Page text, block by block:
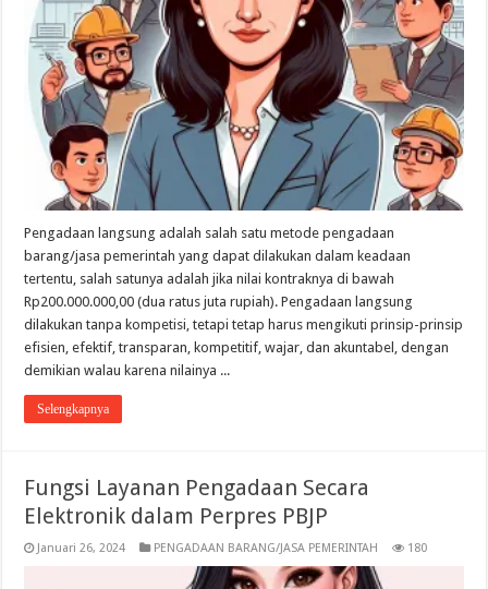
Pengadaan langsung adalah salah satu metode pengadaan
barang/jasa pemerintah yang dapat dilakukan dalam keadaan
tertentu, salah satunya adalah jika nilai kontraknya di bawah
Rp200.000.000,00 (dua ratus juta rupiah). Pengadaan langsung
dilakukan tanpa kompetisi, tetapi tetap harus mengikuti prinsip-prinsip
efisien, efektif, transparan, kompetitif, wajar, dan akuntabel, dengan
demikian walau karena nilainya ...
Selengkapnya
Fungsi Layanan Pengadaan Secara
Elektronik dalam Perpres PBJP
Januari 26, 2024 PENGADAAN BARANG/JASA PEMERINTAH 180